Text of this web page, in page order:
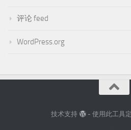
评论 feed
WordPress.org
技术支持 - 使用此工具